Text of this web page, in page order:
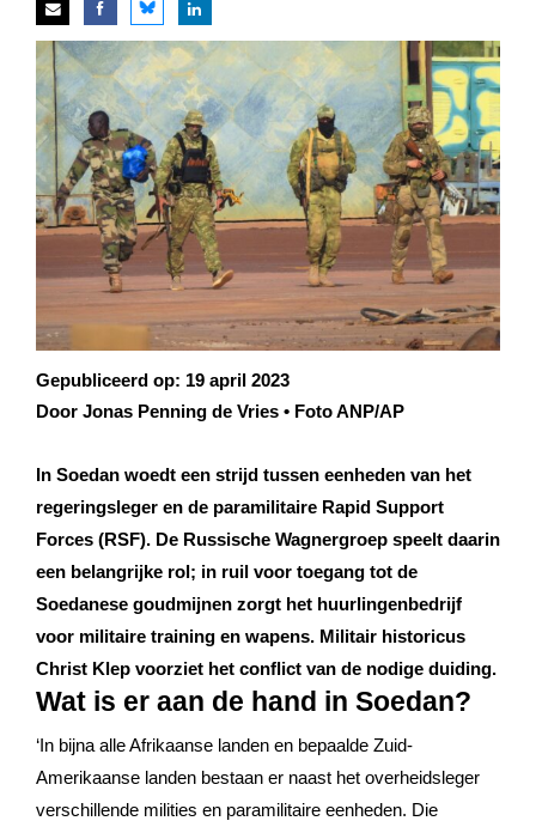
Gepubliceerd op: 19 april 2023
Door Jonas Penning de Vries • Foto ANP/AP
In Soedan woedt een strijd tussen eenheden van het
regeringsleger en de paramilitaire Rapid Support
Forces (RSF). De Russische Wagnergroep speelt daarin
een belangrijke rol; in ruil voor toegang tot de
Soedanese goudmijnen zorgt het huurlingenbedrijf
voor militaire training en wapens. Militair historicus
Christ Klep voorziet het conflict van de nodige duiding.
Wat is er aan de hand in Soedan?
‘In bijna alle Afrikaanse landen en bepaalde Zuid-
Amerikaanse landen bestaan er naast het overheidsleger
verschillende milities en paramilitaire eenheden. Die